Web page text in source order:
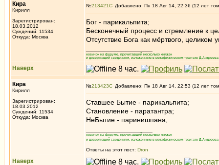
Кира
Кирилл
Зарегистрирован:
18.03.2012
Суждений: 11534
Откуда: Москва
№213421 Добавлено: Пн 18 Авг 14, 22:36 (12 лет
Бог - парикальпита;
Бесконечный процесс и стремление к
Отсутствие Бога как мёртвого,
новичок на форуме, прочитавший несколько книжек
и доверяющий сведениям, изложенным в метафизическом трактате
Наверх
Кира
Кирилл
Зарегистрирован:
18.03.2012
Суждений: 11534
Откуда: Москва
№213423 Добавлено: Пн 18 Авг 14, 22:53 (12 лет
Ставшее Бытие - парикальпита;
Становление - паратантра;
НеБытие - паринишпана;
новичок на форуме, прочитавший несколько книжек
и доверяющий сведениям, изложенным в метафизическом трактате
Ответы на этот пост: Dron
Наверх